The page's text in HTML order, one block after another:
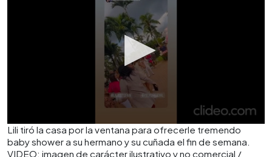
Lili tiró la casa por la ventana para ofrecerle tremendo
baby shower a su hermano y su cuñada el fin de semana.
VIDEO: imagen de carácter ilustrativo y no comercial /